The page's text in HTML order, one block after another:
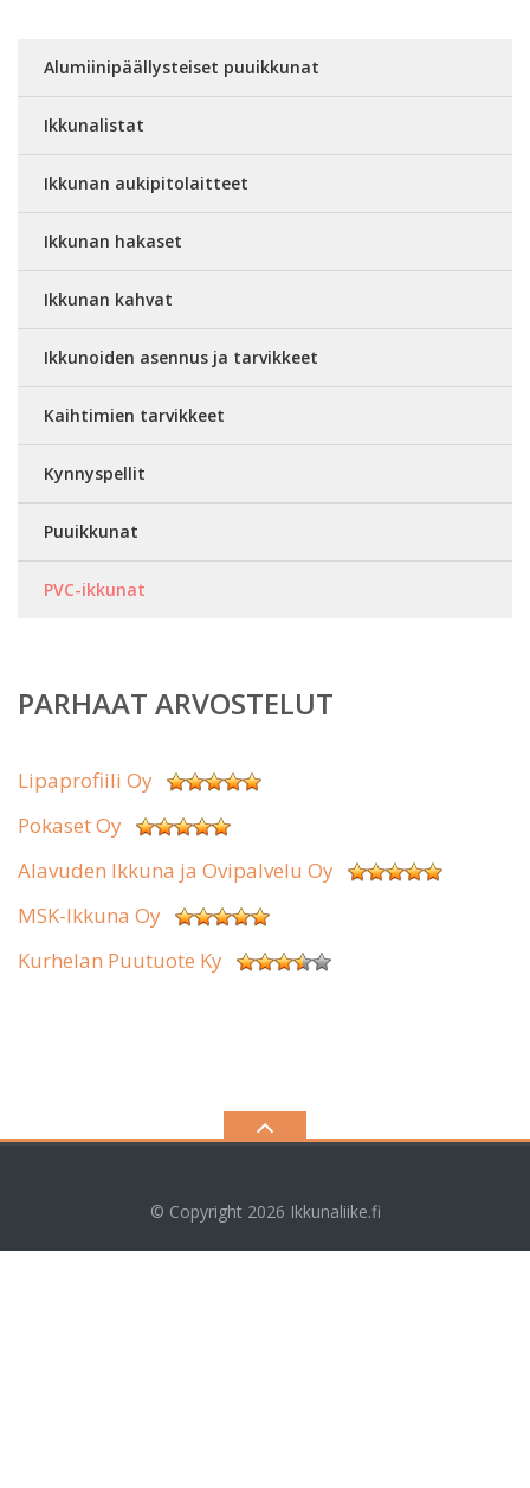
Alumiinipäällysteiset puuikkunat
Ikkunalistat
Ikkunan aukipitolaitteet
Ikkunan hakaset
Ikkunan kahvat
Ikkunoiden asennus ja tarvikkeet
Kaihtimien tarvikkeet
Kynnyspellit
Puuikkunat
PVC-ikkunat
PARHAAT ARVOSTELUT
Lipaprofiili Oy
Pokaset Oy
Alavuden Ikkuna ja Ovipalvelu Oy
MSK-Ikkuna Oy
Kurhelan Puutuote Ky
© Copyright 2026 Ikkunaliike.fi